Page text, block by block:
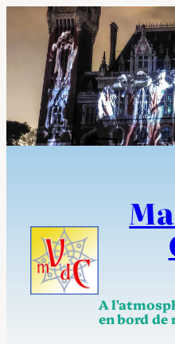
contenu
A
en bord de